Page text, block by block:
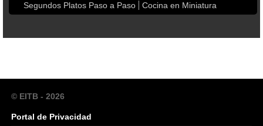
Segundos Platos Paso a Paso
Cocina en Miniatura
© EITB - 2026
Portal de Privacidad